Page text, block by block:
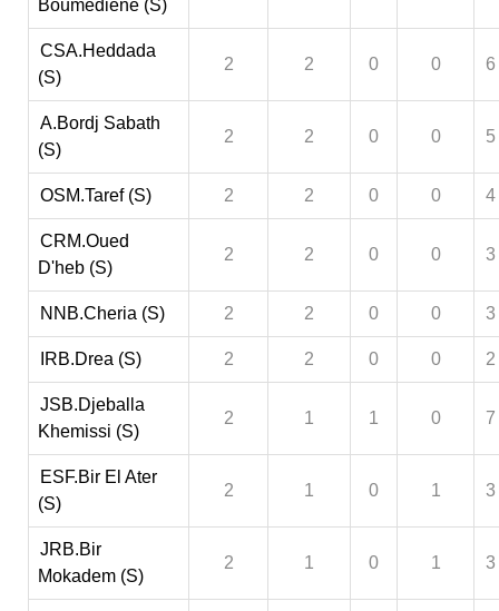
Boumediene (S)
CSA.Heddada
(S)
2 2 0 0 6
A.Bordj Sabath
(S)
2 2 0 0 5
OSM.Taref (S) 2 2 0 0 4
CRM.Oued
D'heb (S)
2 2 0 0 3
NNB.Cheria (S) 2 2 0 0 3
IRB.Drea (S) 2 2 0 0 2
JSB.Djeballa
Khemissi (S)
2 1 1 0 7
ESF.Bir El Ater
(S)
2 1 0 1 3
JRB.Bir
Mokadem (S)
2 1 0 1 3